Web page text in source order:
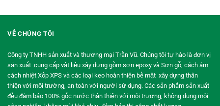
VỀ CHÚNG TÔI
Công ty TNHH sản xuất và thương mại Trần Vũ. Chúng tôi tự hào là đơn vị
sản xuất cung cấp vật liệu xây dựng gồm sơn epoxy và Sơn gỗ, cách âm
cách nhiệt Xốp XPS và các loại keo hoàn thiện bề mặt xây dựng thân
thiện với môi trường, an toàn với người sử dụng. Các sản phẩm sản xuất
đều đảm bảo 100% gốc nước thân thiện với môi trương, không dung môi